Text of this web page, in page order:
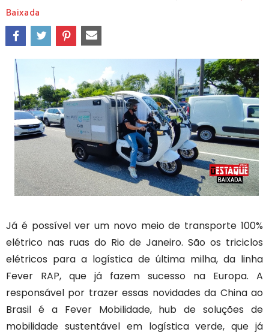
Baixada
Já é possível ver um novo meio de transporte 100%
elétrico nas ruas do Rio de Janeiro. São os triciclos
elétricos para a logística de última milha, da linha
Fever RAP, que já fazem sucesso na Europa. A
responsável por trazer essas novidades da China ao
Brasil é a Fever Mobilidade, hub de soluções de
mobilidade sustentável em logística verde, que já